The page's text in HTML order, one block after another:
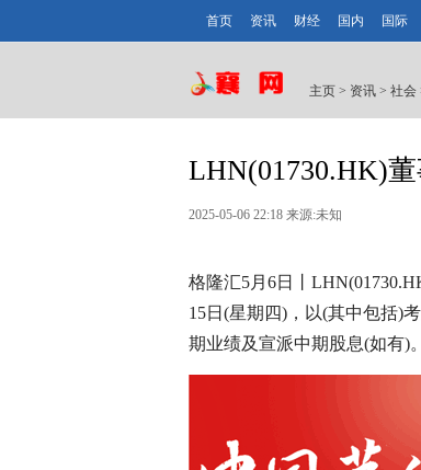
首页 资讯 财经 国内 国际
主页 > 资讯 > 社会
LHN(01730.HK)
2025-05-06 22:18 来源:未知
格隆汇5月6日丨
15日(星期四)，以(其中包括)
期业绩及宣派中期股息(如有)。